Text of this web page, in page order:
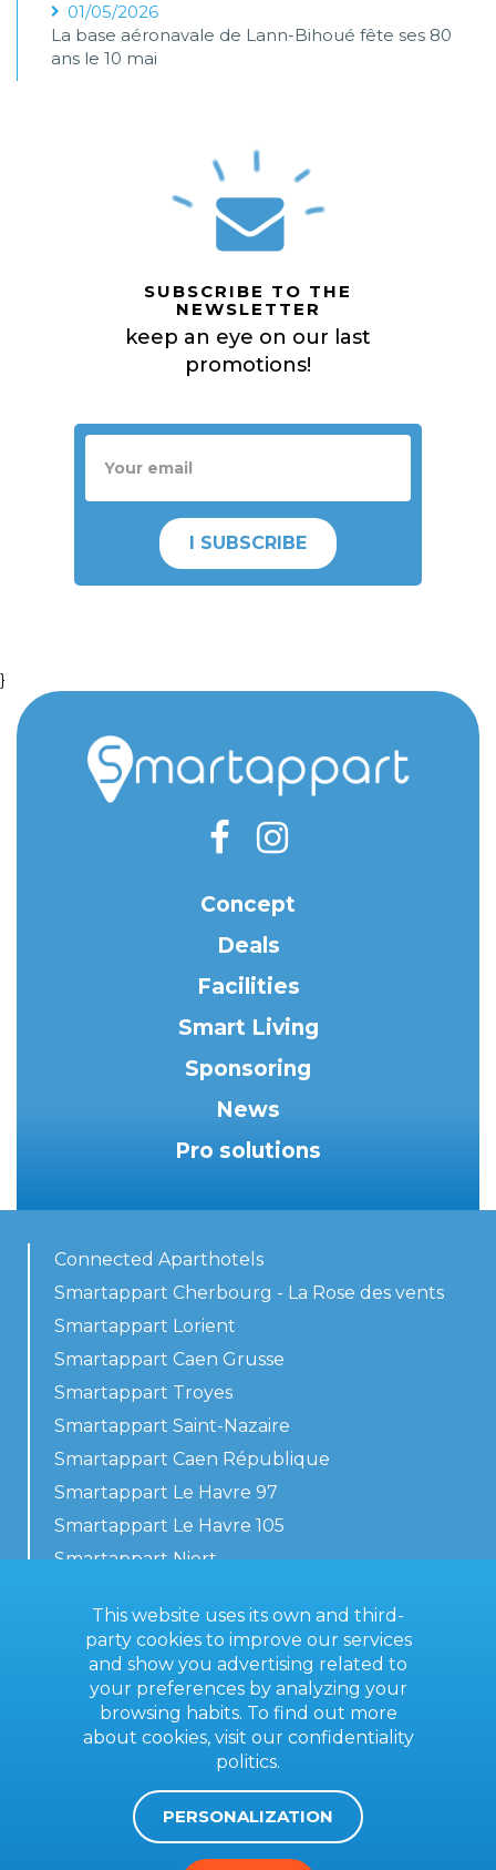
01/05/2026
La base aéronavale de Lann-Bihoué fête ses 80
ans le 10 mai
SUBSCRIBE TO THE
NEWSLETTER
keep an eye on our last
promotions!
I SUBSCRIBE
}
Concept
Deals
Facilities
Smart Living
Sponsoring
News
Pro solutions
Connected Aparthotels
Smartappart Cherbourg - La Rose des vents
Smartappart Lorient
Smartappart Caen Grusse
Smartappart Troyes
Smartappart Saint-Nazaire
Smartappart Caen République
Smartappart Le Havre 97
Smartappart Le Havre 105
Smartappart Niort
Contact us
General terms
This website uses its own and third-
party cookies to improve our services
and show you advertising related to
your preferences by analyzing your
browsing habits. To find out more
about cookies, visit our confidentiality
politics.
PERSONALIZATION